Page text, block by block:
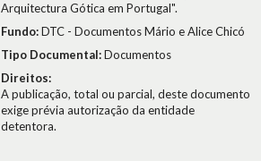
Arquitectura Gótica em Portugal".
Fundo:DTC - Documentos Mário e Alice Chicó
Tipo Documental:Documentos
Direitos:
A publicação, total ou parcial, deste documento
exige prévia autorização da entidade
detentora.